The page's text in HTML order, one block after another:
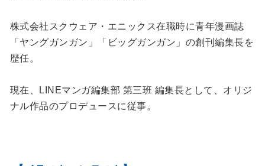
株式会社スクウェア・エニックス在職時に青年漫画誌
「ヤングガンガン」「ビッグガンガン」の創刊編集長を
歴任。
現在、LINEマンガ編集部 第三班 編集長として、オリジ
ナル作品のプロデュースに従事。